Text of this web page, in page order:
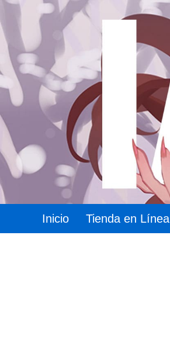
Inicio Tienda en Línea